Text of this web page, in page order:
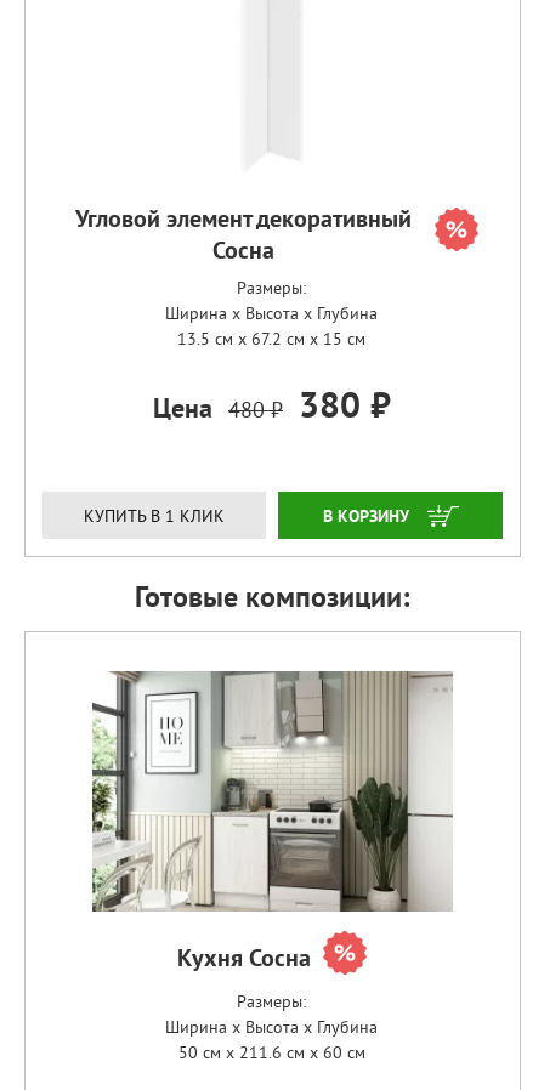
Угловой элемент декоративный
Сосна
Размеры:
Ширина x Высота x Глубина
13.5 см x 67.2 см x 15 см
Цена 480 ₽ 380 ₽
КУПИТЬ В 1 КЛИК ЗАКАЗАТЬ
Готовые композиции:
Кухня Сосна
Размеры:
Ширина x Высота x Глубина
50 см x 211.6 см x 60 см